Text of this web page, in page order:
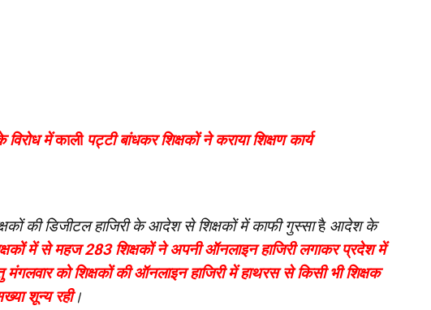
विरोध मेंकालीपट्टी बांधकर शिक्षकों ने कराया शिक्षण कार्य
की डिजीटल हाजिरी के आदेश से शिक्षकों में काफी गुस्साहैआदेश के
में से महज 283 शिक्षकों ने अपनी ऑनलाइन हाजिरी लगाकर प्रदेश में
मंगलवार को शिक्षकों की ऑनलाइन हाजिरी में हाथरस से किसी भी शिक्षक
शून्य रही।